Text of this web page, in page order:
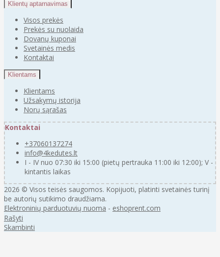
Klientų aptarnavimas
Visos prekės
Prekės su nuolaida
Dovanų kuponai
Svetainės medis
Kontaktai
Klientams
Klientams
Užsakymų istorija
Norų sąrašas
Kontaktai
+37060137274
info@4kedutes.lt
I - IV nuo 07:30 iki 15:00 (pietų pertrauka 11:00 iki 12:00); V -
kintantis laikas
2026 © Visos teisės saugomos. Kopijuoti, platinti svetainės turinį
be autorių sutikimo draudžiama.
Elektroninių parduotuvių nuoma - eshoprent.com
Rašyti
Skambinti